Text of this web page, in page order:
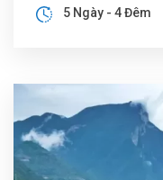
5 Ngày - 4 Đêm